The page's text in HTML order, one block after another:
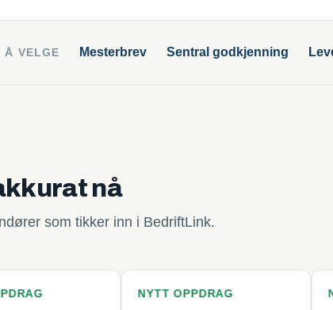
Å VELGE Mesterbrev Sentral godkjenning
nå
som tikker inn i BedriftLink.
NYTT OPPDRAG NYTT